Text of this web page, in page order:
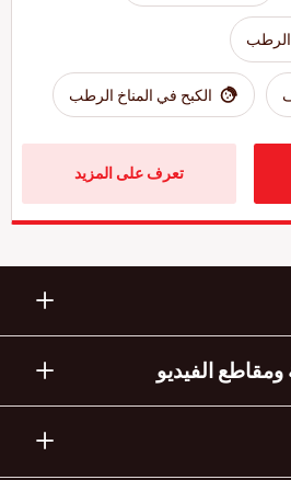
الرطب
الكبح في المناخ الرطب
تعرف على المزيد
ومقاطع الفيديو